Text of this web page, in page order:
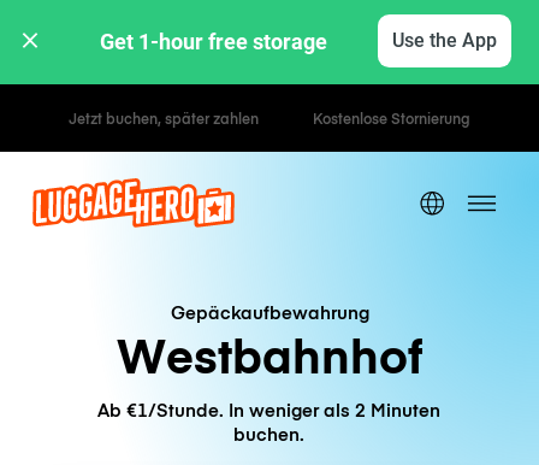
Get 1-hour free storage Use the App
Stunden- / Tagestarife
Gepäckaufbewahrung
Westbahnhof
Ab €1/Stunde. In weniger als 2 Minuten
buchen.